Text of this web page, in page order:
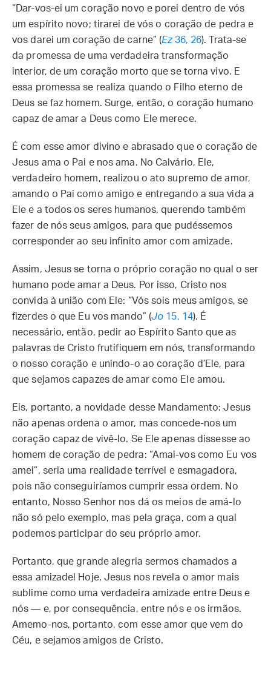
“Dar-vos-ei um coração novo e porei dentro de vós
um espírito novo; tirarei de vós o coração de pedra e
vos darei um coração de carne” (Ez36, 26). Trata-se
da promessa de uma verdadeira transformação
interior, de um coração morto que se torna vivo. E
essa promessa se realiza quando o Filho eterno de
Deus se faz homem. Surge, então, o coração humano
capaz de amar a Deus como Ele merece.
É com esse amor divino e abrasado que o coração de
Jesus ama o Pai e nos ama. No Calvário, Ele,
verdadeiro homem, realizou o ato supremo de amor,
amando o Pai como amigo e entregando a sua vida a
Ele e a todos os seres humanos, querendo também
fazer de nós seus amigos, para que pudéssemos
corresponder ao seu infinito amor com amizade.
Assim, Jesus se torna o próprio coração no qual o ser
humano pode amar a Deus. Por isso, Cristo nos
convida à união com Ele: “Vós sois meus amigos, se
fizerdes o que Eu vos mando” (Jo 15, 14). É
necessário, então, pedir ao Espírito Santo que as
palavras de Cristo frutifiquem em nós, transformando
o nosso coração e unindo-o ao coração d’Ele, para
que sejamos capazes de amar como Ele amou.
Eis, portanto, a novidade desse Mandamento: Jesus
não apenas ordena o amor, mas concede-nos um
coração capaz de vivê-lo. Se Ele apenas dissesse ao
homem de coração de pedra: “Amai-vos como Eu vos
amei”, seria uma realidade terrível e esmagadora,
pois não conseguiríamos cumprir essa ordem. No
entanto, Nosso Senhor nos dá os meios de amá-lo
não só pelo exemplo, mas pela graça, com a qual
podemos participar do seu próprio amor.
Portanto, que grande alegria sermos chamados a
essa amizade! Hoje, Jesus nos revela o amor mais
sublime como uma verdadeira amizade entre Deus e
nós — e, por consequência, entre nós e os irmãos.
Amemo-nos, portanto, com esse amor que vem do
Céu, e sejamos amigos de Cristo.